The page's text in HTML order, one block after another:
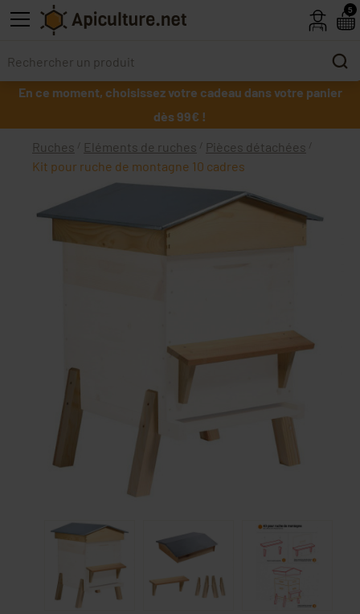
Skip to main content
En ce moment, choisissez votre cadeau dans votre panier
dès 99€ !
Ruches Eléments de ruches
Pièces détachées
Kit pour ruche de montagne 10 cadres
5